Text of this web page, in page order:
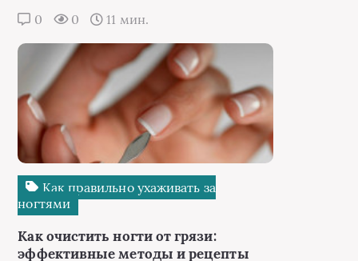
0 0 11 мин.
Как правильно ухаживать за
ногтями
Как очистить ногти от грязи:
эффективные методы и рецепты